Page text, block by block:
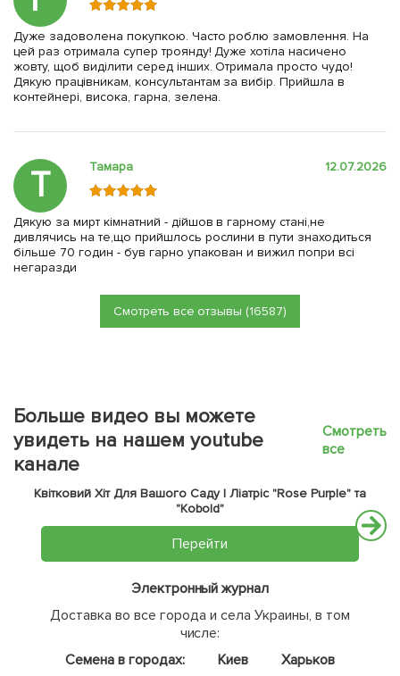
Дуже задоволена покупкою. Часто роблю замовлення. На
цей раз отримала супер троянду! Дуже хотіла насичено
жовту, щоб виділити серед інших. Отримала просто чудо!
Дякую працівникам, консультантам за вибір. Прийшла в
контейнері, висока, гарна, зелена.
Т Тамара 12.07.2026
Дякую за мирт кімнатний - дійшов в гарному стані,не
дивлячись на те,що прийшлось рослини в пути знаходиться
більше 70 годин - був гарно упакован и вижил попри всі
негаразди
Смотреть все отзывы (16587)
Больше видео вы можете
увидеть на нашем youtube
канале
Смотреть
все
Квітковий Хіт Для Вашого Саду | Ліатріс "Rose Purple" та
"Kobold"
Перейти
Электронный журнал
Доставка во все города и села Украины, в том
числе:
Семена в городах:
Киев
Харьков